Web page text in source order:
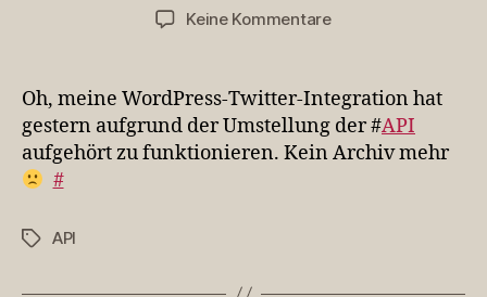
Keine Kommentarezu
WordPress-
Twitter-
In…
Oh, meine WordPress-Twitter-Integration hat
gestern aufgrund der Umstellung der #API
aufgehört zu funktionieren. Kein Archiv mehr
#
Schlagwörter
API